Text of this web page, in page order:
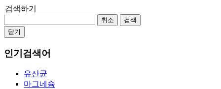
검색하기
취소
검색
닫기
인기검색어
유산균
마그네슘